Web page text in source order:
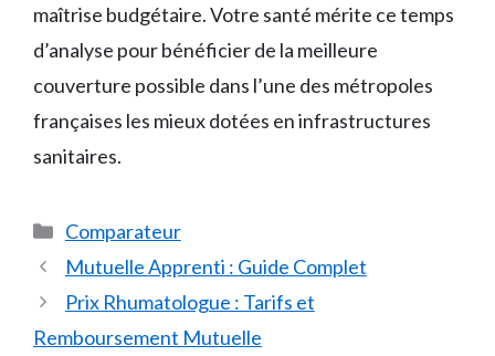
maîtrise budgétaire. Votre santé mérite ce temps
d’analyse pour bénéficier de la meilleure
couverture possible dans l’une des métropoles
françaises les mieux dotées en infrastructures
sanitaires.
Catégories
Comparateur
Mutuelle Apprenti : Guide Complet
Prix Rhumatologue : Tarifs et
Remboursement Mutuelle